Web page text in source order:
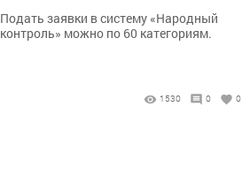
Подать заявки в систему «Народный
контроль» можно по 60 категориям.
1530 0 0